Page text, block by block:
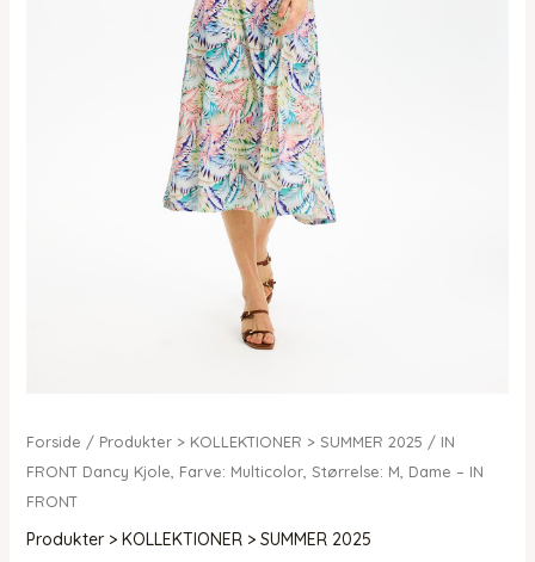
Forside / Produkter > KOLLEKTIONER > SUMMER 2025 / IN
FRONT Dancy Kjole, Farve: Multicolor, Størrelse: M, Dame – IN
FRONT
Produkter > KOLLEKTIONER > SUMMER 2025